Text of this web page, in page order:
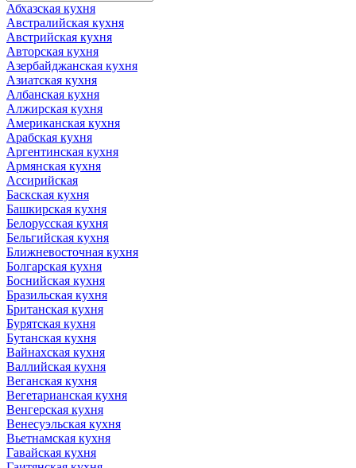
Абхазская кухня
Австралийская кухня
Австрийская кухня
Авторская кухня
Азербайджанская кухня
Азиатская кухня
Албанская кухня
Алжирская кухня
Американская кухня
Арабская кухня
Аргентинская кухня
Армянская кухня
Ассирийская
Баскская кухня
Башкирская кухня
Белорусская кухня
Бельгийская кухня
Ближневосточная кухня
Болгарская кухня
Боснийская кухня
Бразильская кухня
Британская кухня
Бурятская кухня
Бутанская кухня
Вайнахская кухня
Валлийская кухня
Веганская кухня
Вегетарианская кухня
Венгерская кухня
Венесуэльская кухня
Вьетнамская кухня
Гавайская кухня